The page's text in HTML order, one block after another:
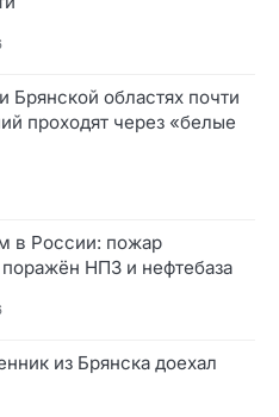
Брянской областях почти
проходят через «белые
в России: пожар
НПЗ и нефтебаза
из Брянска доехал